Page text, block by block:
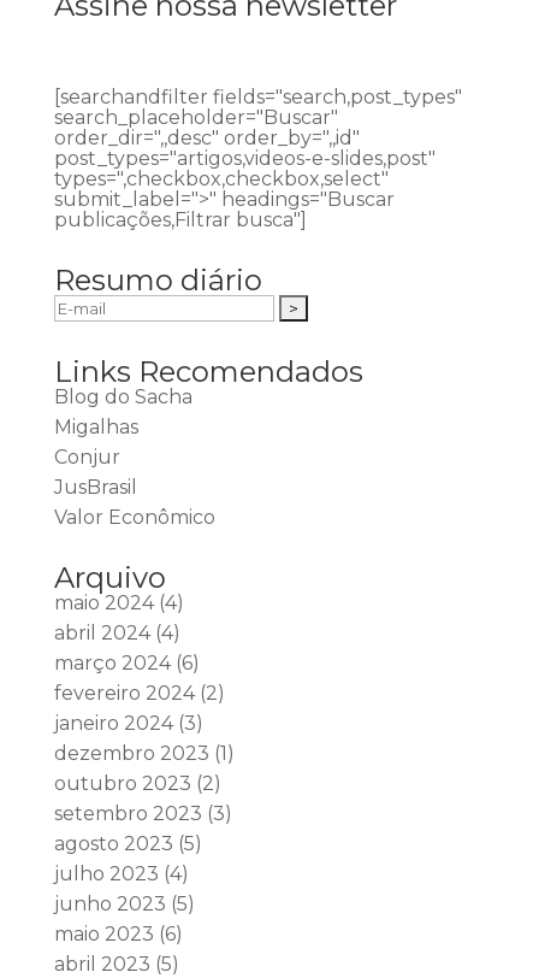
[searchandfilter fields="search,post_types"
search_placeholder="Buscar"
order_dir=",,desc" order_by=",,id"
post_types="artigos,videos-e-slides,post"
types=",checkbox,checkbox,select"
submit_label=">" headings="Buscar
publicações,Filtrar busca"]
Resumo diário
Links Recomendados
Blog do Sacha
Migalhas
Conjur
JusBrasil
Valor Econômico
Arquivo
maio 2024(4)
abril 2024(4)
março 2024(6)
fevereiro 2024(2)
janeiro 2024(3)
dezembro 2023 (1)
outubro 2023 (2)
setembro 2023 (3)
agosto 2023 (5)
julho 2023 (4)
junho 2023 (5)
maio 2023 (6)
abril 2023 (5)